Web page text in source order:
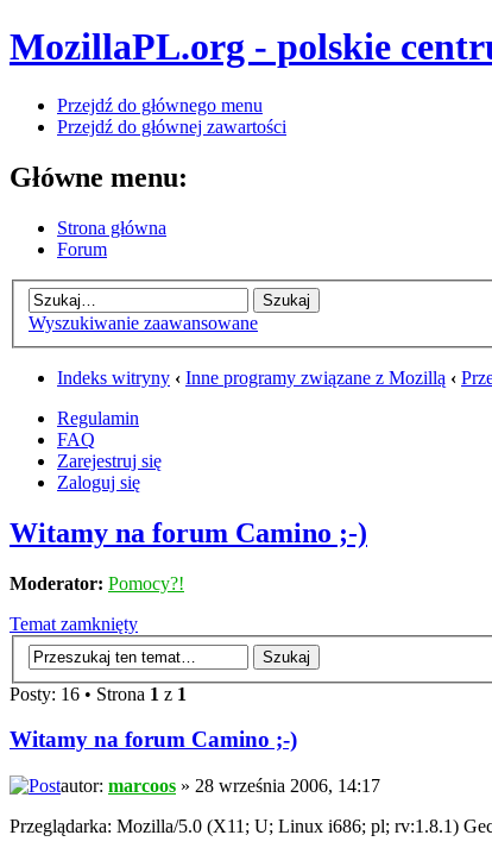
MozillaPL.org - polskie
Przejdź do głównego menu
Przejdź do głównej zawartości
Główne menu:
Strona główna
Forum
Wyszukiwanie zaawansowane
Indeks witryny ‹ Inne programy związane z Mozillą ‹
Regulamin
FAQ
Zarejestruj się
Zaloguj się
Witamy na forum Camino ;-)
Moderator: Pomocy?!
Temat zamknięty
Posty: 16 • Strona 1 z 1
Witamy na forum Camino ;-)
autor: marcoos » 28 września 2006, 14:17
Przeglądarka: Mozilla/5.0 (X11; U; Linux i686; pl; rv:1.8.1)